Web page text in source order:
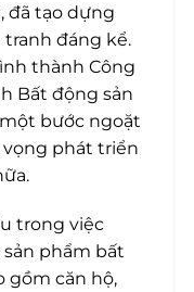
đã tạo dựng
đáng kể.
thành Công
Bất động sản
bước ngoặt
phát triển
trong việc
phẩm bất
gồm căn hộ,